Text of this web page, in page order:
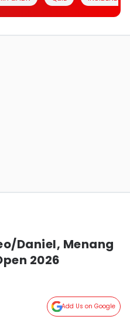
Daniel, Menang
2026
Add Us on Google